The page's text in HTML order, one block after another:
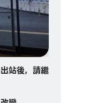
站後，請繼